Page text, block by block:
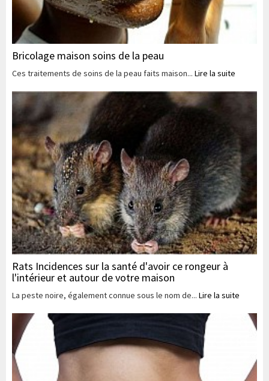
Bricolage maison soins de la peau
Ces traitements de soins de la peau faits maison... Lire la suite
Rats Incidences sur la santé d'avoir ce rongeur à
l'intérieur et autour de votre maison
La peste noire, également connue sous le nom de... Lire la suite